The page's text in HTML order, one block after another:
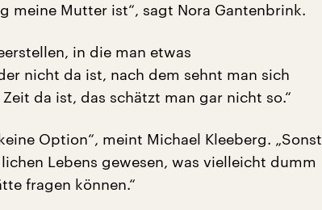
meine Mutter ist“, sagt Nora Gantenbrink.
in die man etwas
nicht da ist, nach dem sehnt man sich
da ist, das schätzt man gar nicht so.“
Option“, meint Michael Kleeberg. „Sonst
Lebens gewesen, was vielleicht dumm
fragen können.“